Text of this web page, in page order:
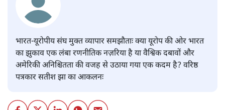
भारत-यूरोपीय संघ मुक्त व्यापार समझौताः क्या यूरोप की ओर भारत
का झुकाव एक लंबा रणनीतिक नज़रिया है या वैश्विक दबावों और
अमेरिकी अनिश्चितता की वजह से उठाया गया एक कदम है? वरिष्ठ
पत्रकार सतीश झा का आकलनः